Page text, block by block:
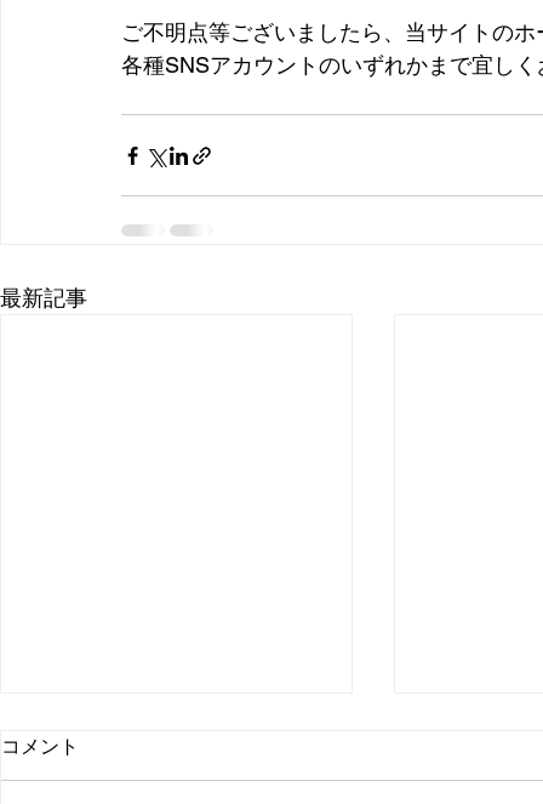
ご不明点等ございましたら、当サイトの
各種SNSアカウントのいずれかまで宜し
最新記事
コメント